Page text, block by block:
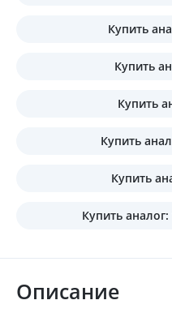
Купить
Купить
Купить
Купить
Купить
Купить аналог:
Описание